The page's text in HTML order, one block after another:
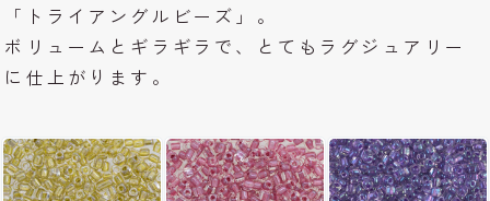
「トライアングルビーズ」。
ボリュームとギラギラで、とてもラグジュアリー
に仕上がります。